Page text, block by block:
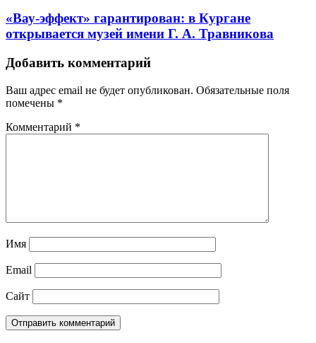
«Вау-эффект» гарантирован: в Кургане
открывается музей имени Г. А. Травникова
Добавить комментарий
Ваш адрес email не будет опубликован. Обязательные поля
помечены *
Комментарий *
Имя
Email
Сайт